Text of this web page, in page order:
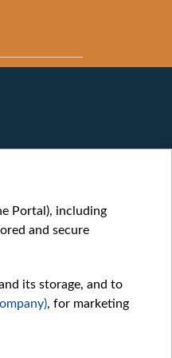
Portal), including
and secure
its storage, and to
, for marketing